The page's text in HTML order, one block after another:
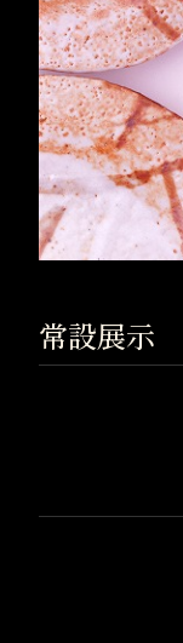
常設展示